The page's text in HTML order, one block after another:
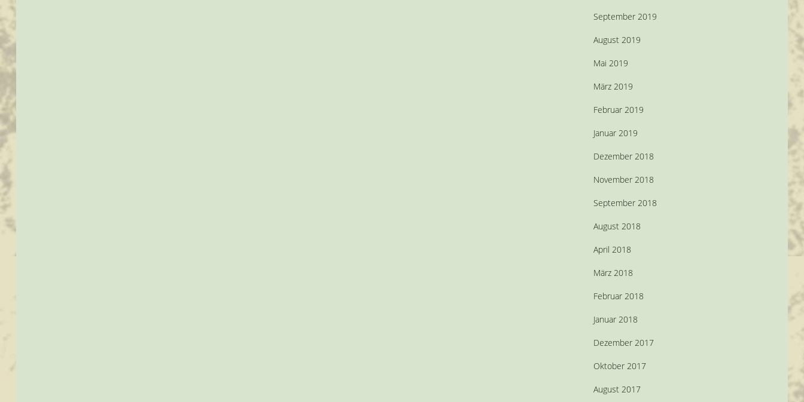
September 2019
August 2019
Mai 2019
März 2019
Februar 2019
Januar 2019
Dezember 2018
November 2018
September 2018
August 2018
April 2018
März 2018
Februar 2018
Januar 2018
Dezember 2017
Oktober 2017
August 2017